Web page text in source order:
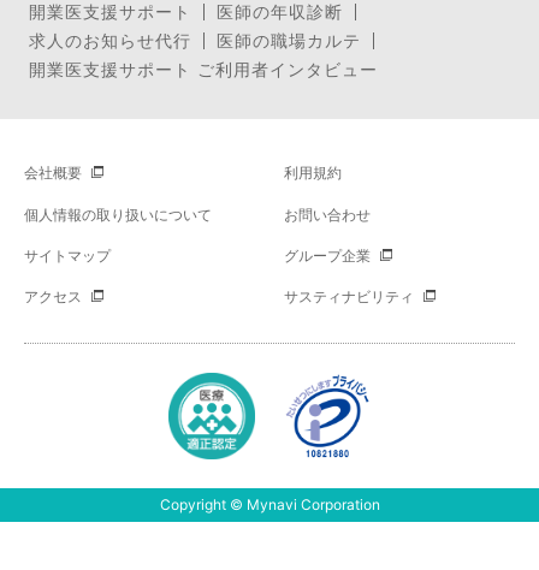
開業医支援サポート
医師の年収診断
求人のお知らせ代行
医師の職場カルテ
開業医支援サポート ご利用者インタビュー
会社概要 利用規約
個人情報の取り扱いについて お問い合わせ
サイトマップ グループ企業
アクセス サスティナビリティ
Copyright © Mynavi Corporation